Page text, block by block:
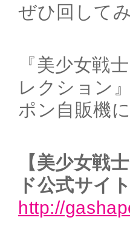
ぜひ回して
『美少女戦
レクション
ポン自販機
【美少女戦
ド公式サイト
http://